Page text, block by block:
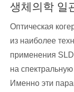
생체의학 일
Оптическая
из наиболее
применения
на
Именно эти